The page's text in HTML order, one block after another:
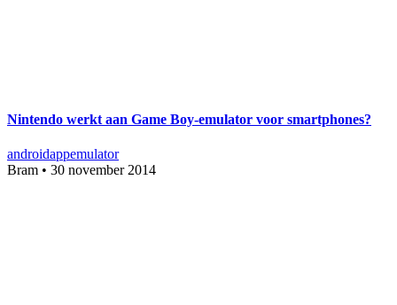
Nintendo werkt aan Game Boy-emulator voor smartphones?
androidappemulator
Bram • 30 november 2014